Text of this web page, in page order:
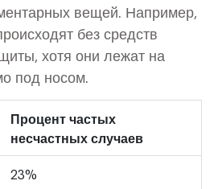
вещей. Например,
без средств
хотя они лежат на
под носом.
Процент частых
несчастных случаев
23%